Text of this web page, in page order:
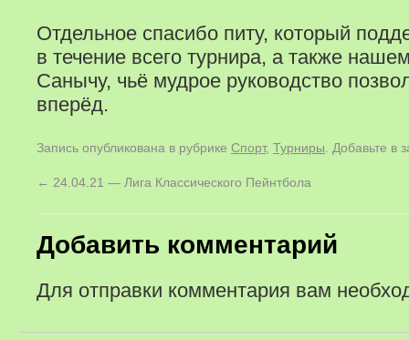
Отдельное спасибо питу, который
в течение всего турнира, а также
Санычу, чьё мудрое руководство
вперёд.
Запись опубликована в рубрике Спорт, Турниры . Добавьте в
← 24.04.21 — Лига Классического Пейнтбола
Добавить комментарий
Для отправки комментария вам